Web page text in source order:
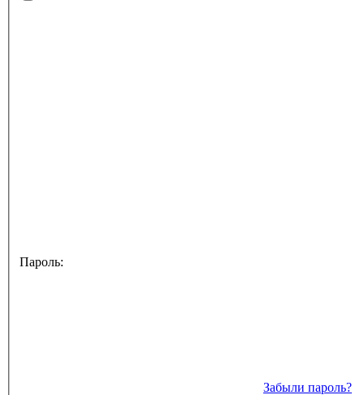
Пароль:
Забыли пароль?